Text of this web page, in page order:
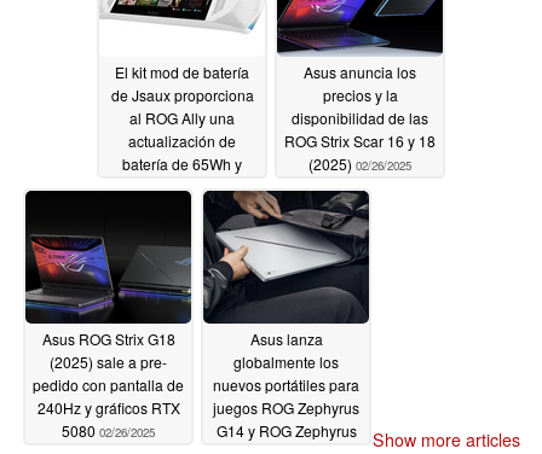
El kit mod de batería
de Jsaux proporciona
al ROG Ally una
actualización de
batería de 65Wh y
hasta un 50% más de
tiempo de juego
03/07/2025
Asus anuncia los
precios y la
disponibilidad de las
ROG Strix Scar 16 y 18
(2025) 02/26/2025
Asus ROG Strix G18
(2025) sale a pre-
pedido con pantalla de
240Hz y gráficos RTX
5080 02/26/2025
Asus lanza
globalmente los
nuevos portátiles para
juegos ROG Zephyrus
G14 y ROG Zephyrus
Show more articles